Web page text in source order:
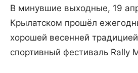
В минувшие выходные, 19
Крылатском прошёл
хорошей весенней
спортивный фестиваль Rally